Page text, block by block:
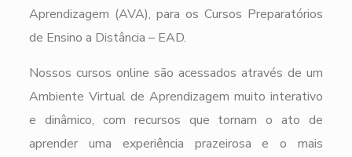
Aprendizagem (AVA), para os Cursos Preparatórios
de Ensino a Distância – EAD.
Nossos cursos online são acessados através de um
Ambiente Virtual de Aprendizagem muito interativo
e dinâmico, com recursos que tornam o ato de
aprender uma experiência prazeirosa e o mais